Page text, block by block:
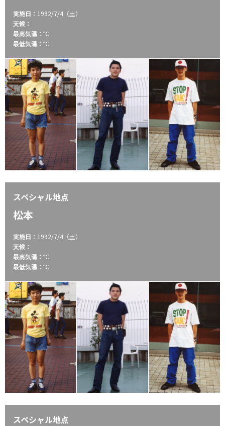
実施日： 1992/7/4（土）
天候：
最高気温： ℃
最低気温： ℃
スペシャル地点
松本
実施日： 1992/7/4（土）
天候：
最高気温： ℃
最低気温： ℃
スペシャル地点